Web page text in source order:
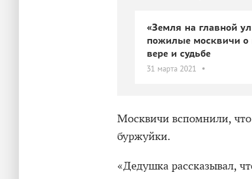
«Земля на главной
пожилые москвичи о
вере и судьбе
31 марта 2021
Москвичи вспомнили,
буржуйки.
«Дедушка рассказывал,